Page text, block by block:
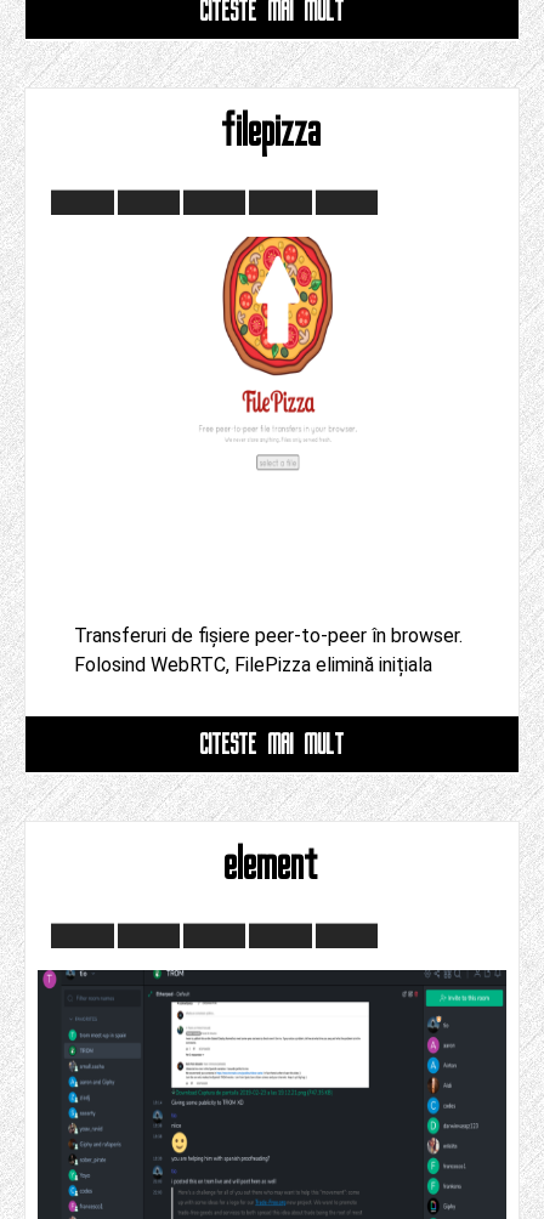
CITESTE MAI MULT
filepizza
Transferuri de fișiere peer-to-peer în browser.
Folosind WebRTC, FilePizza elimină inițiala
CITESTE MAI MULT
element